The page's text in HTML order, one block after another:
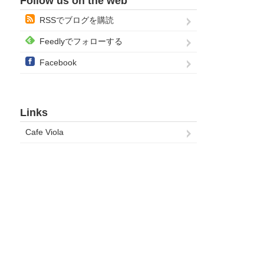
RSSでブログを購読
Feedlyでフォローする
Facebook
Links
Cafe Viola